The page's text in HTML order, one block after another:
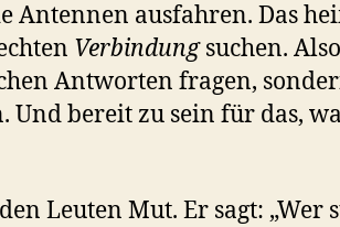
Antennen ausfahren. Das
Verbindungsuchen.
Antworten fragen,
Und bereit zu sein für das,
Leuten Mut. Er sagt: „Wer